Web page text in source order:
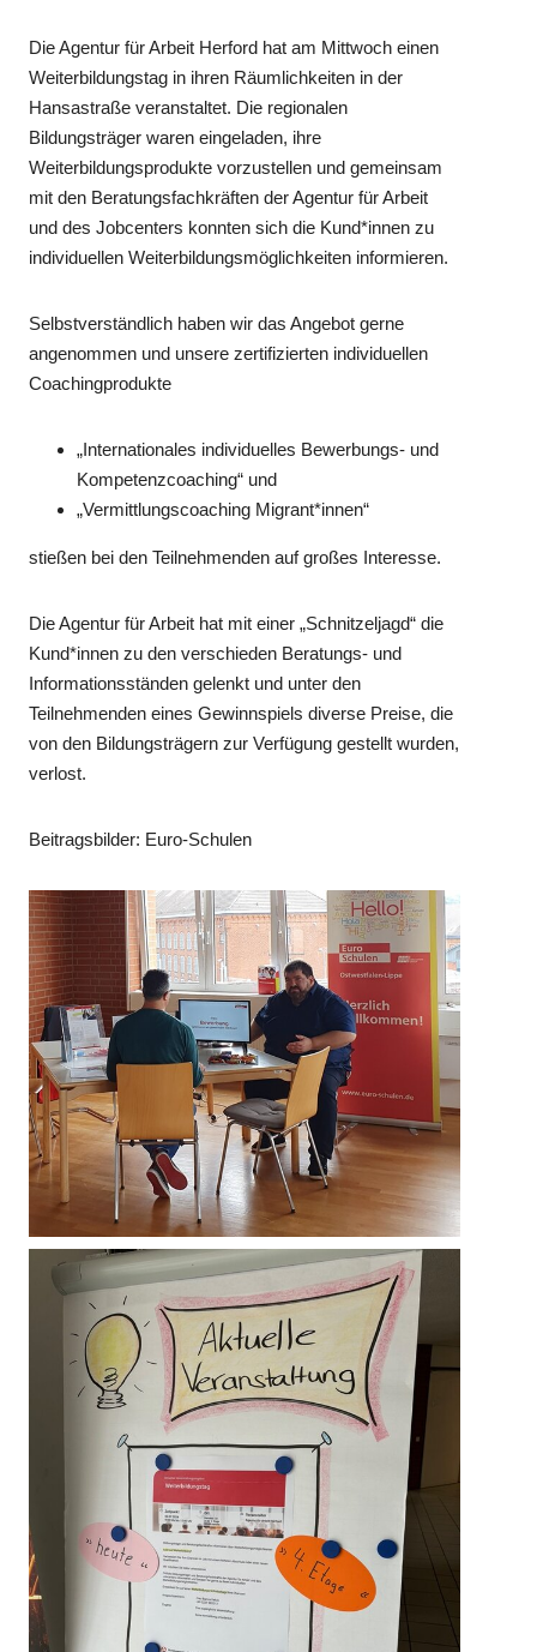
Die Agentur für Arbeit Herford hat am Mittwoch einen
Weiterbildungstag in ihren Räumlichkeiten in der
Hansastraße veranstaltet. Die regionalen
Bildungsträger waren eingeladen, ihre
Weiterbildungsprodukte vorzustellen und gemeinsam
mit den Beratungsfachkräften der Agentur für Arbeit
und des Jobcenters konnten sich die Kund*innen zu
individuellen Weiterbildungsmöglichkeiten informieren.
Selbstverständlich haben wir das Angebot gerne
angenommen und unsere zertifizierten individuellen
Coachingprodukte
„Internationales individuelles Bewerbungs- und
Kompetenzcoaching“ und
„Vermittlungscoaching Migrant*innen“
stießen bei den Teilnehmenden auf großes Interesse.
Die Agentur für Arbeit hat mit einer „Schnitzeljagd“ die
Kund*innen zu den verschieden Beratungs- und
Informationsständen gelenkt und unter den
Teilnehmenden eines Gewinnspiels diverse Preise, die
von den Bildungsträgern zur Verfügung gestellt wurden,
verlost.
Beitragsbilder: Euro-Schulen